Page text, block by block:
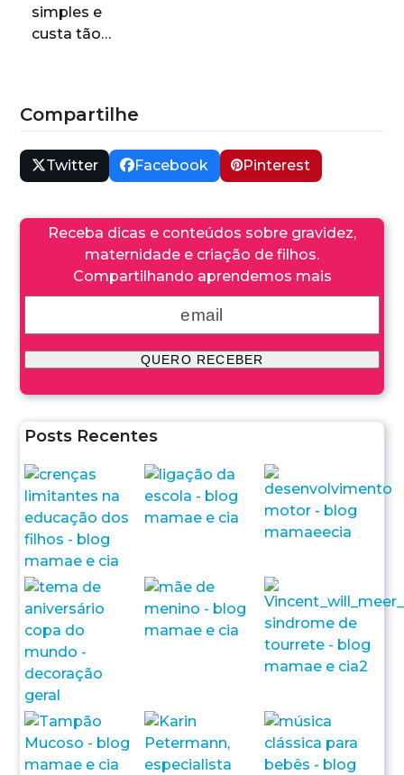
simples e
custa tão…
Compartilhe
Twitter Facebook Pinterest
Receba dicas e conteúdos sobre gravidez,
maternidade e criação de filhos.
Compartilhando aprendemos mais
Posts Recentes